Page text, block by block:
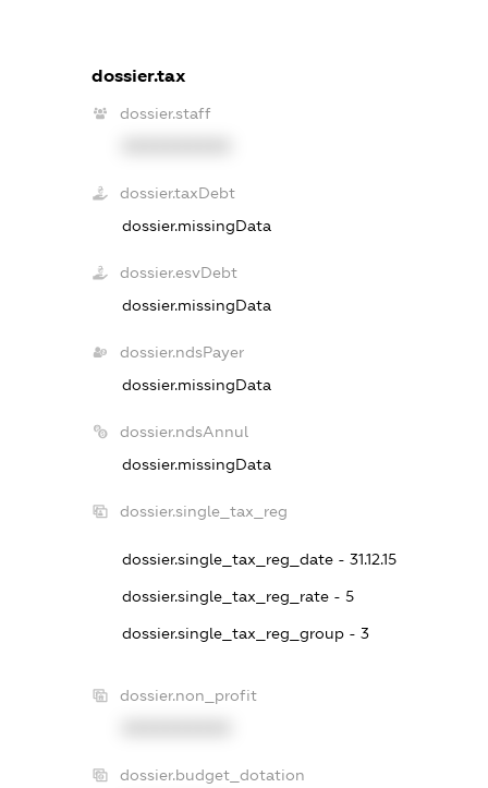
dossier.tax
dossier.staff
dossier.taxDebt
dossier.missingData
dossier.esvDebt
dossier.missingData
dossier.ndsPayer
dossier.missingData
dossier.ndsAnnul
dossier.missingData
dossier.single_tax_reg
dossier.single_tax_reg_date - 31.12.15
dossier.single_tax_reg_rate - 5
dossier.single_tax_reg_group - 3
dossier.non_profit
dossier.budget_dotation